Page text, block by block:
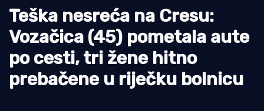
Pomorstvo
Ribolov
Ekologija
Tradicija i kultura
Teška nesreća na Cresu:
Vozačica (45) pometala aute
po cesti, tri žene hitno
prebačene u riječku bolnicu